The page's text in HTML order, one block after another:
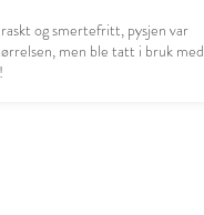
og smertefritt, pysjen var
men ble tatt i bruk med